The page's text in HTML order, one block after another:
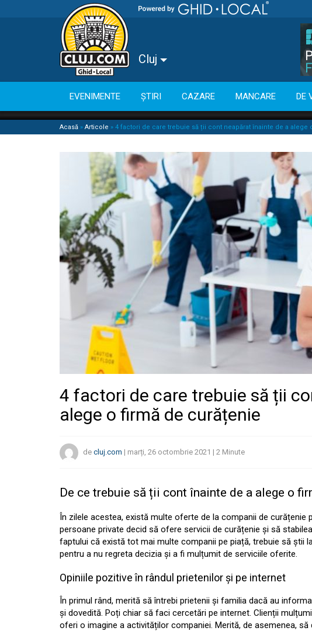
Cluj
EVENIMENTE ȘTIRI CAZARE MANCARE DE
Acasă » Articole » 4 factori de care trebuie să ții cont neapărat înainte de a alege
4 factori de care trebuie să ții
alege o firmă de curățenie
de cluj.com | marți, 26 octombrie 2021 | 2 Minute
De ce trebuie să ții cont înainte de a alege o
În zilele acestea, există multe oferte de la companii de curățenie
persoane private decid să ofere servicii de curățenie și să
faptului că există tot mai multe companii pe piață, trebuie să știi
pentru a nu regreta decizia și a fi mulțumit de serviciile oferite.
Opiniile pozitive în rândul prietenilor și pe internet
În primul rând, merită să întrebi prietenii și familia dacă au
și dovedită. Poți chiar să faci cercetări pe internet. Clienții
oferi o imagine a activităților companiei. Merită, de asemenea,